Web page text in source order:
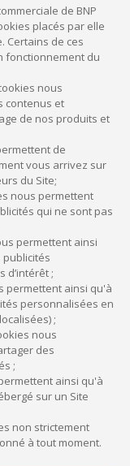
du cabinet
médecin, un
ne doit
où exerce déjà un
du
en
devez respecter
est donc
aux personnes
consignes
pulvérisée, de
de mettre aux
salle d’attente
pour
le secret médical.
de BNP
placés par elle
Certains de ces
fonctionnement du
nous
contenus et
de nos produits et
de
vous arrivez sur
du Site;
nous permettent
qui ne sont pas
permettent ainsi
d’intérêt ;
permettent ainsi qu'à
personnalisées en
;
nous
des
;
ainsi qu'à
sur un Site
non strictement
à tout moment.